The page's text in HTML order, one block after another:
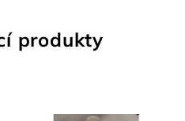
produkty